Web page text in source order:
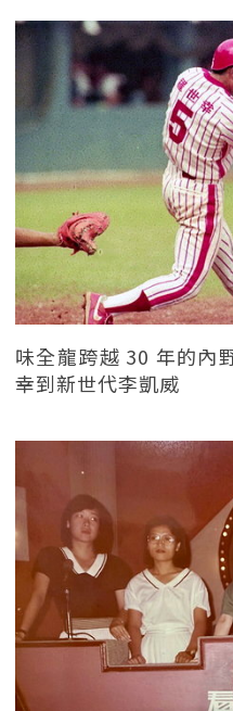
味全龍跨越 30 年的內
幸到新世代李凱威